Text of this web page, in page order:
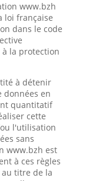
www.bzh
loi française
dans le code
la protection
à détenir
données en
quantitatif
cette
l'utilisation
sans
www.bzh est
à ces règles
titre de la